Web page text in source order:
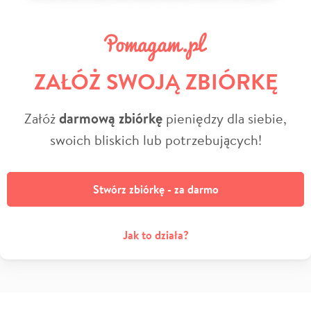
ZAŁÓŻ SWOJĄ ZBIÓRKĘ
Załóżdarmową zbiórkę pieniędzy dla siebie,
swoich bliskich lub potrzebujących!
Stwórz zbiórkę - za darmo
Jak to działa?